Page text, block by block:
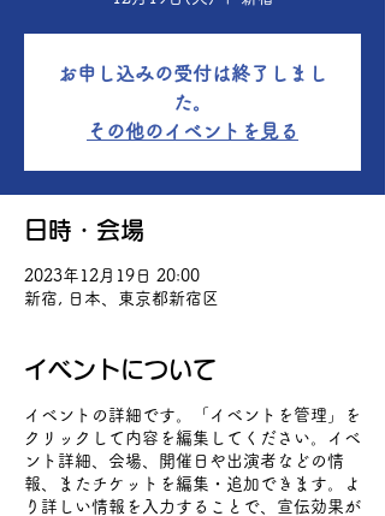
お申し込みの受付は終了しまし
た。
その他のイベントを見る
日時・会場
2023年12月19日 20:00
新宿, 日本、東京都新宿区
イベントについて
イベントの詳細です。「イベントを管理」を
クリックして内容を編集してください。イベ
ント詳細、会場、開催日や出演者などの情
報、またチケットを編集・追加できます。よ
り詳しい情報を入力することで、宣伝効果が